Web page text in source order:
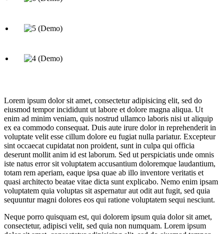
Lorem ipsum dolor sit amet, consectetur adipisicing elit, sed do
eiusmod tempor incididunt ut labore et dolore magna aliqua. Ut
enim ad minim veniam, quis nostrud ullamco laboris nisi ut aliquip
ex ea commodo consequat. Duis aute irure dolor in reprehenderit in
voluptate velit esse cillum dolore eu fugiat nulla pariatur. Excepteur
sint occaecat cupidatat non proident, sunt in culpa qui officia
deserunt mollit anim id est laborum. Sed ut perspiciatis unde omnis
iste natus error sit voluptatem accusantium doloremque laudantium,
totam rem aperiam, eaque ipsa quae ab illo inventore veritatis et
quasi architecto beatae vitae dicta sunt explicabo. Nemo enim ipsam
voluptatem quia voluptas sit aspernatur aut odit aut fugit, sed quia
sequuntur magni dolores eos qui ratione voluptatem sequi nesciunt.
Neque porro quisquam est, qui dolorem ipsum quia dolor sit amet,
consectetur, adipisci velit, sed quia non numquam. Lorem ipsum